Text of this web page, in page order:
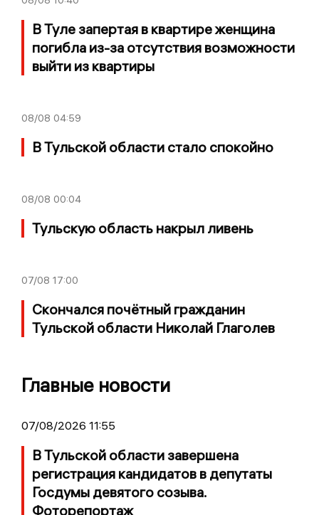
В Туле запертая в квартире женщина
погибла из-за отсутствия возможности
выйти из квартиры
08/08 04:59
В Тульской области стало спокойно
08/08 00:04
Тульскую область накрыл ливень
07/08 17:00
Скончался почётный гражданин
Тульской области Николай Глаголев
Главные новости
07/08/2026 11:55
В Тульской области завершена
регистрация кандидатов в депутаты
Госдумы девятого созыва.
Фоторепортаж